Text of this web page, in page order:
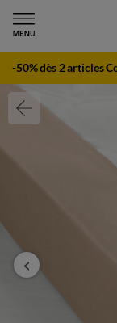
-50% dès 2 articles